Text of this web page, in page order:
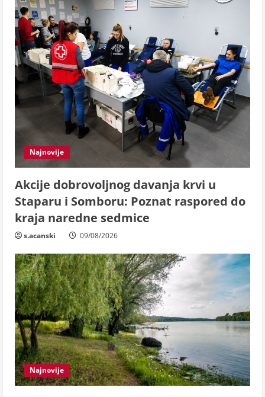
Najnovije
Akcije dobrovoljnog davanja krvi u
Staparu i Somboru: Poznat raspored do
kraja naredne sedmice
s.acanski 09/08/2026
Najnovije